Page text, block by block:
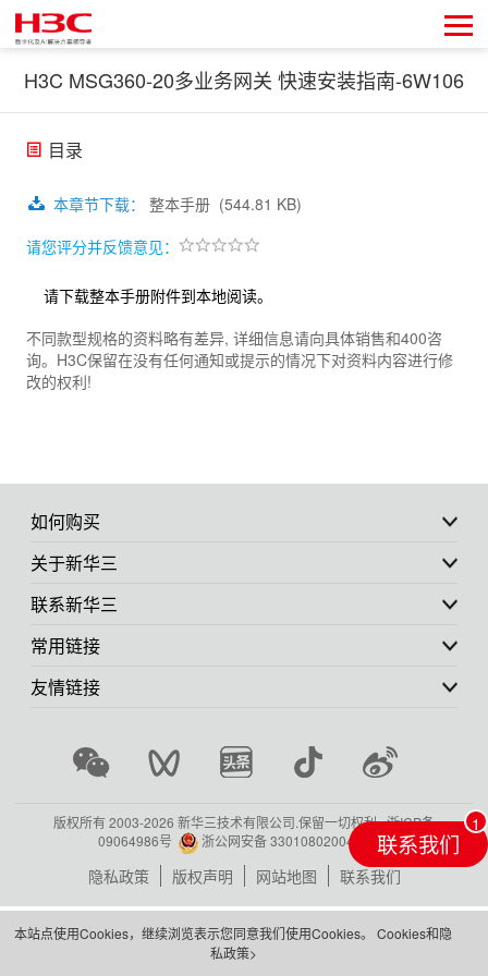
H3C MSG360-20多业务网关 快速安装指南-6W106
目录
本章节下载： 整本手册 (544.81 KB)
请您评分并反馈意见：
请下载整本手册附件到本地阅读。
不同款型规格的资料略有差异, 详细信息请向具体销售和400咨
询。H3C保留在没有任何通知或提示的情况下对资料内容进行修
改的权利!
如何购买
关于新华三
联系新华三
常用链接
友情链接
版权所有 2003-2026 新华三技术有限公司.保留一切权利.浙ICP备
09064986号
浙公网安备 33010802004416号
隐私政策 版权声明 网站地图 联系我们
联系我们
本站点使用Cookies，继续浏览表示您同意我们使用Cookies。 Cookies和隐
私政策>